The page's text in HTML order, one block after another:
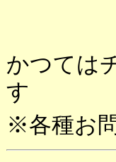
かつては
す
※各種お